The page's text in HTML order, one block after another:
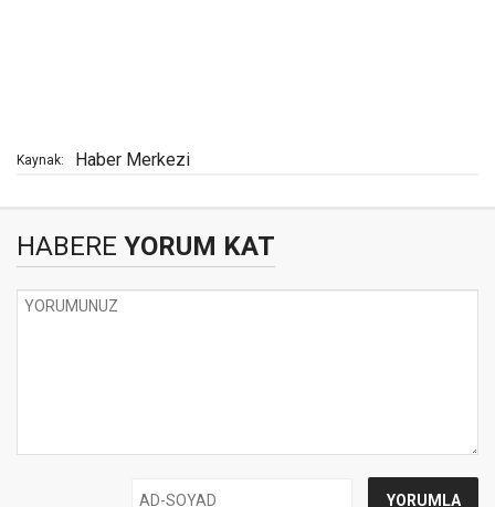
Kaynak: Haber Merkezi
HABERE YORUM KAT